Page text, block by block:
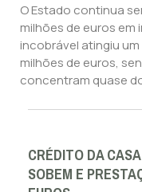
O Estado continua
milhões de euros em
incobrável atingiu um
milhões de euros,
concentram quase
CRÉDITO DA
SOBEM E